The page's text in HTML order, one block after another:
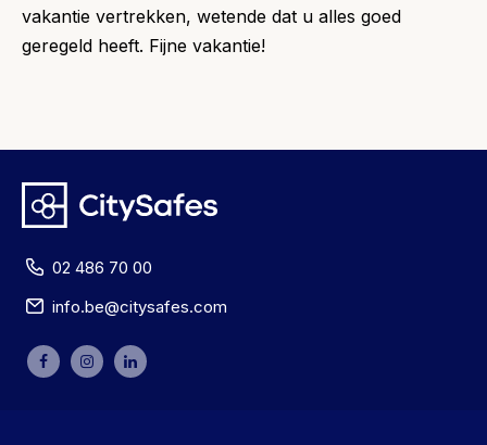
vakantie vertrekken, wetende dat u alles goed
geregeld heeft. Fijne vakantie!
02 486 70 00
info.be@citysafes.com